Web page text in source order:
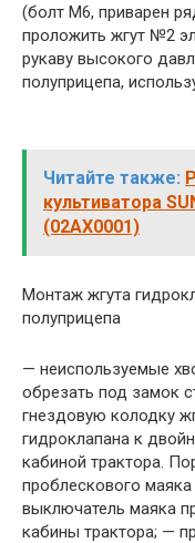
(болт М6, приварен
проложить жгут №2
рукаву высокого
полуприцепа,
Читайте также:
культиватора
(02AX0001)
Монтаж жгута
полуприцепа
— неиспользуемые
обрезать под замок
гнездовую колодку
гидроклапана к
кабиной трактора.
проблескового
выключатель маяка
кабины трактора; —